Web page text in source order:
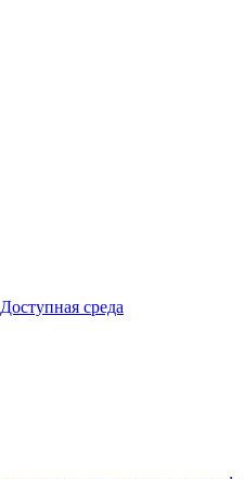
среда